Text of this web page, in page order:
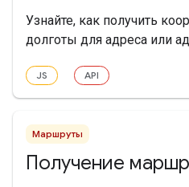
Узнайте, как получить
долготы для адреса или
JS API
Маршруты
Получение